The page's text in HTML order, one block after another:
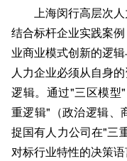
上海闵行高层次
结合标杆企业实践案
业商业模式创新的逻
人力企业必须从自身
逻辑。通过"三区模型
重逻辑"（政治逻辑、
捉国有人力公司在"三
对标行业特性的决策语